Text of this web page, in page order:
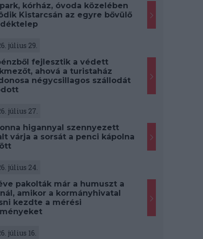
kórház, óvoda közelében
Kistarcsán az egyre bővülő
július 29.
fejlesztik a védett
ahová a turistaház
négycsillagos szállodát
július 27.
higannyal szennyezett
várja a sorsát a penci kápolna
július 24.
pakolták már a humuszt a
nál, amikor a kormányhivatal
kezdte a mérési
július 16.